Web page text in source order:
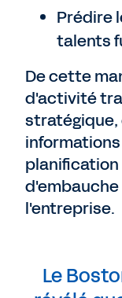
Prédire
talents
De cette
d'activité
stratégique,
planification
l'entreprise.
Le